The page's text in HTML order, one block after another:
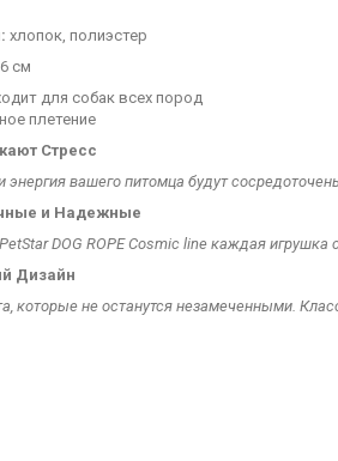
хлопок, полиэстер
см
для собак всех пород
плетение
Стресс
энергия вашего питомца будут
и Надежные
DOG ROPE Cosmic line каждая игрушка
Дизайн
которые не останутся незамеченными.